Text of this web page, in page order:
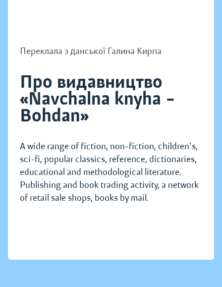
Переклала з данської Галина Кирпа
Про видавництво
«Navchalna knyha –
Bohdan»
A wide range of fiction, non-fiction, children's,
sci-fi, popular classics, reference, dictionaries,
educational and methodological literature.
Publishing and book trading activity, a network
of retail sale shops, books by mail.